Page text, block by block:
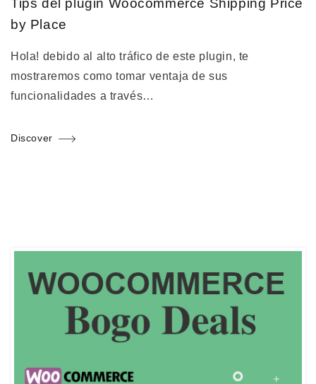
Tips del plugin Woocommerce Shipping Price
by Place
Hola! debido al alto tráfico de este plugin, te
mostraremos como tomar ventaja de sus
funcionalidades a través…
Discover